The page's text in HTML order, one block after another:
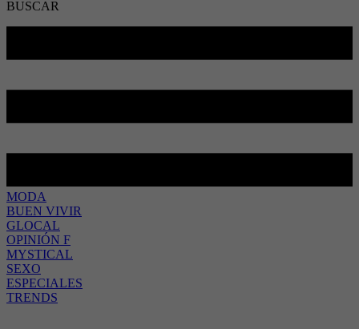
BUSCAR
MODA
BUEN VIVIR
GLOCAL
OPINIÓN F
MYSTICAL
SEXO
ESPECIALES
TRENDS